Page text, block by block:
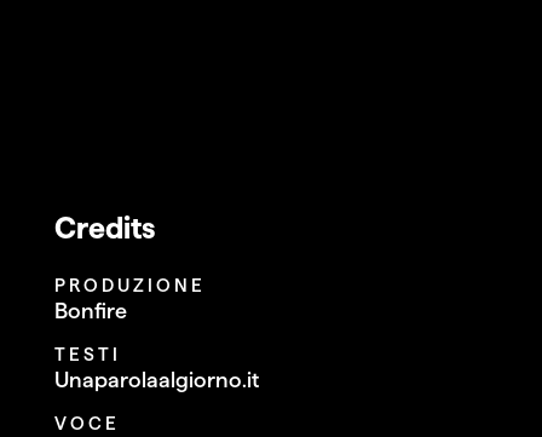
Credits
PRODUZIONE
Bonfire
TESTI
Unaparolaalgiorno.it
VOCE